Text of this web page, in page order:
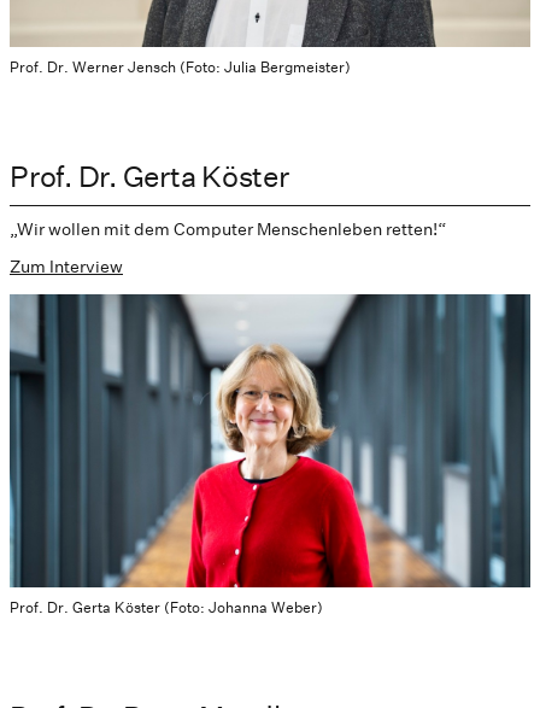
Prof. Dr. Werner Jensch (Foto: Julia Bergmeister)
Prof. Dr. Gerta Köster
Prof. Dr. Gerta Köster (Foto: Johanna Weber)
„Wir wollen mit dem Computer Menschenleben retten!“
Zum Interview